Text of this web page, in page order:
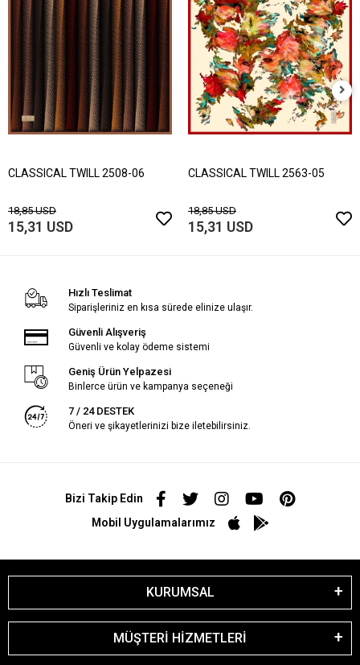
CLASSICAL TWILL 2508-06
18,85 USD
15,31 USD
CLASSICAL TWILL 2563-05
18,85 USD
15,31 USD
Hızlı Teslimat
Siparişleriniz en kısa sürede elinize ulaşır.
Güvenli Alışveriş
Güvenli ve kolay ödeme sistemi
Geniş Ürün Yelpazesi
Binlerce ürün ve kampanya seçeneği
7 / 24 DESTEK
Öneri ve şikayetlerinizi bize iletebilirsiniz.
Bizi Takip Edin
Mobil Uygulamalarımız
KURUMSAL
MÜŞTERİ HİZMETLERİ